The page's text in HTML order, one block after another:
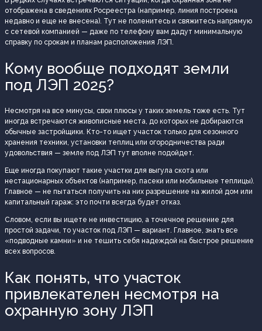
отображена в сведениях Росреестра (например, линия построена
недавно и еще не внесена). Тут не поленитесь и свяжитесь напрямую
с сетевой компанией — даже по телефону вам дадут минимальную
справку по срокам и планам расположения ЛЭП.
Кому вообще подходят земли
под ЛЭП 2025?
Несмотря на все минусы, свои плюсы у таких земель тоже есть. Тут
иногда встречаются живописные места, до которых не добираются
обычные застройщики. Кто-то ищет участок только для сезонного
хранения техники, установки теплиц или огородничества ради
удовольствия — земле под ЛЭП тут вполне подойдет.
Еще иногда покупают такие участки для выгула скота или
нестационарных объектов (например, пасеки или мобильные теплицы).
Главное — не пытаться получить на них разрешение на жилой дом или
капитальный гараж: это почти всегда будет отказ.
Словом, если вы ищете не инвестицию, а точечное решение для
простой задачи, то участок под ЛЭП — вариант. Главное, знать все
«подводные камни» и не тешить себя надеждой на быстрое решение
всех вопросов.
Как понять, что участок
привлекателен несмотря на
охранную зону ЛЭП